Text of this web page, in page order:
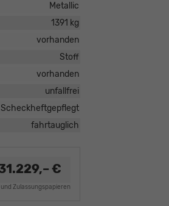
Metallic
1391 kg
vorhanden
Stoff
vorhanden
unfallfrei
Scheckheftgepflegt
fahrtauglich
€
Zulassungspapieren